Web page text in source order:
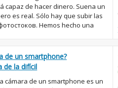
capaz de hacer dinero. Suena un
es real. Sólo hay que subir las
Hemos hecho una
de un smartphone?
de la difícil
cámara de un smartphone es un